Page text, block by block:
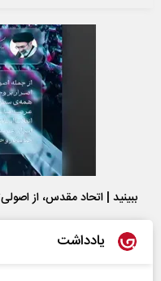
ببینید | اتحاد مقدس، از
یادداشت